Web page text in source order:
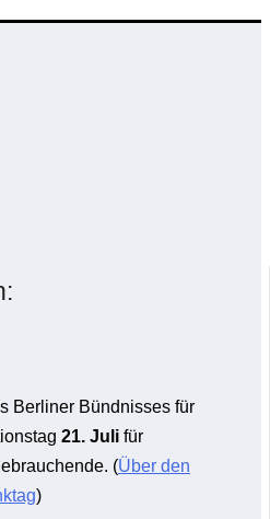
Berliner Bündnisses für
21. Juli für
(Über den
)